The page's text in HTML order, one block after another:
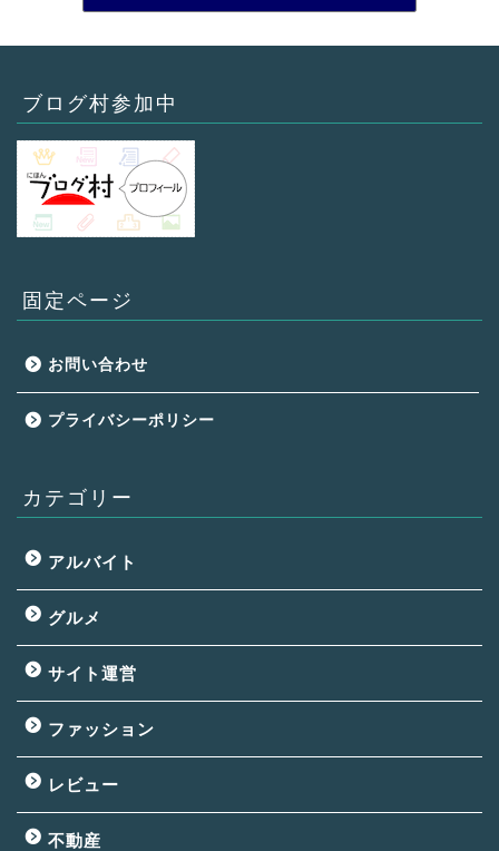
ブログ村参加中
固定ページ
お問い合わせ
プライバシーポリシー
カテゴリー
アルバイト
グルメ
サイト運営
ファッション
レビュー
不動産